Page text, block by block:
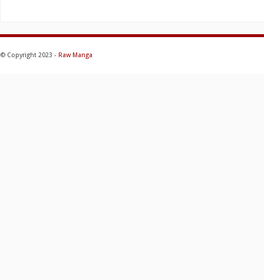
© Copyright 2023 - Raw Manga